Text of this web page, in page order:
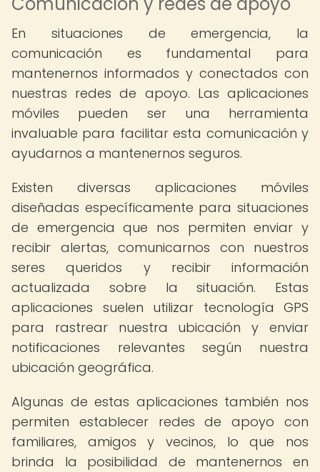
En situaciones de emergencia, la
comunicación es fundamental para
mantenernos informados y conectados con
nuestras redes de apoyo. Las aplicaciones
móviles pueden ser una herramienta
invaluable para facilitar esta comunicación y
ayudarnos a mantenernos seguros.
Existen diversas aplicaciones móviles
diseñadas específicamente para situaciones
de emergencia que nos permiten enviar y
recibir alertas, comunicarnos con nuestros
seres queridos y recibir información
actualizada sobre la situación. Estas
aplicaciones suelen utilizar tecnología GPS
para rastrear nuestra ubicación y enviar
notificaciones relevantes según nuestra
ubicación geográfica.
Algunas de estas aplicaciones también nos
permiten establecer redes de apoyo con
familiares, amigos y vecinos, lo que nos
brinda la posibilidad de mantenernos en